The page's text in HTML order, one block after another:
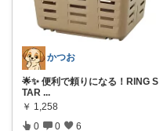
かつお
🌟✨ 便利で頼りになる！RING S
TAR ...
￥ 1,258
0 0 6